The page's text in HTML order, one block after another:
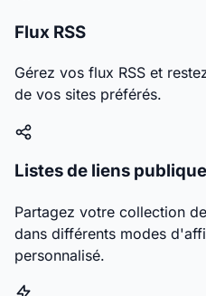
Flux RSS
Gérez vos flux RSS et
de vos sites préférés.
Listes de liens
Partagez votre collection
dans différents modes
personnalisé.